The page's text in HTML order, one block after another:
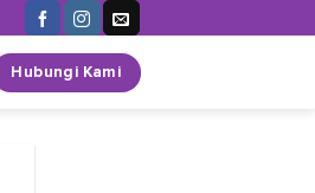
Hubungi Kami